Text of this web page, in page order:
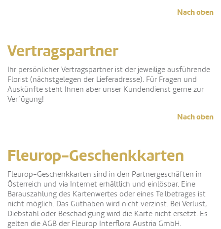
Nach oben
Vertragspartner
Ihr persönlicher Vertragspartner ist der jeweilige ausführende
Florist (nächstgelegen der Lieferadresse). Für Fragen und
Auskünfte steht Ihnen aber unser Kundendienst gerne zur
Verfügung!
Nach oben
Fleurop-Geschenkkarten
Fleurop-Geschenkkarten sind in den Partnergeschäften in
Österreich und via Internet erhältlich und einlösbar. Eine
Barauszahlung des Kartenwertes oder eines Teilbetrages ist
nicht möglich. Das Guthaben wird nicht verzinst. Bei Verlust,
Diebstahl oder Beschädigung wird die Karte nicht ersetzt. Es
gelten die AGB der Fleurop Interflora Austria GmbH.